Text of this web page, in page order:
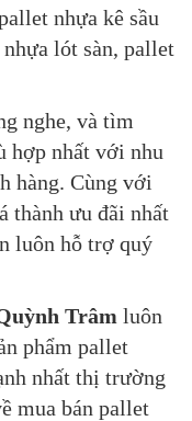
nhựa kê sầu
lót sàn, pallet
nghe, và tìm
hợp nhất với nhu
hàng. Cùng với
thành ưu đãi nhất
luôn hỗ trợ quý
Trâm luôn
phẩm pallet
nhất thị trường
mua bán pallet